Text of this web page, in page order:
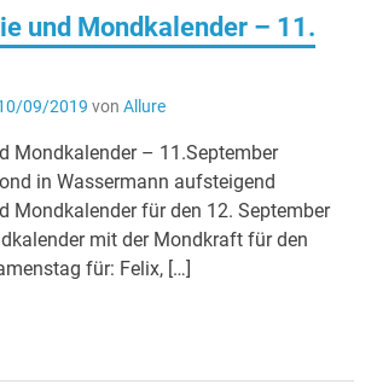
und Mondkalender – 11.
09/2019 von Allure
Mondkalender – 11.September
in Wassermann aufsteigend
Mondkalender für den 12. September
mit der Mondkraft für den
für: Felix, […]